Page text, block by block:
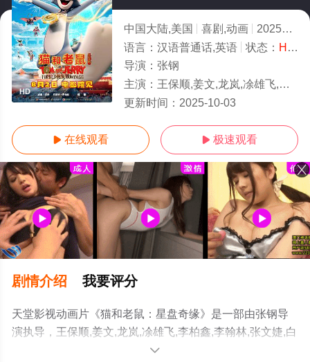
HD
中国大陆,美国 喜剧,动画 2025
4.0
语言： 汉语普通话,英语 状态： HD/高清
导演： 张钢
主演： 王保顺,姜文,龙岚,凃雄飞,李柏鑫,李翰林,张文婕,白玮琛,John,Shang,阮伊菲,李宗城,张钢
更新时间： 2025-10-03
 在线观看  极速观看
剧情介绍 我要评分
天堂影视动画片《猫和老鼠：星盘奇缘》是一部由张钢导
演执导，王保顺,姜文,龙岚,凃雄飞,李柏鑫,李翰林,张文婕,白
玮琛,John,Shang,阮伊菲,李宗城,张钢等演员精彩演绎的中
